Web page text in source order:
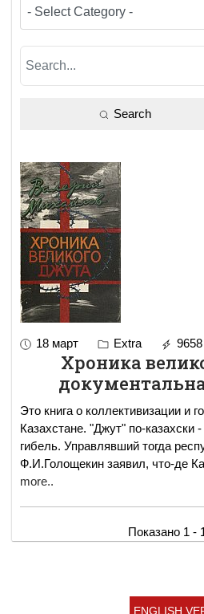
Search
18 март Extra 9658
Хроника
Это книга о коллективизации и
Казахстане. "Джут" по-казахски
гибель. Управлявший тогда
Ф.И.Голощекин заявил, что-де
more..
Показано 1 -
ENGLISH